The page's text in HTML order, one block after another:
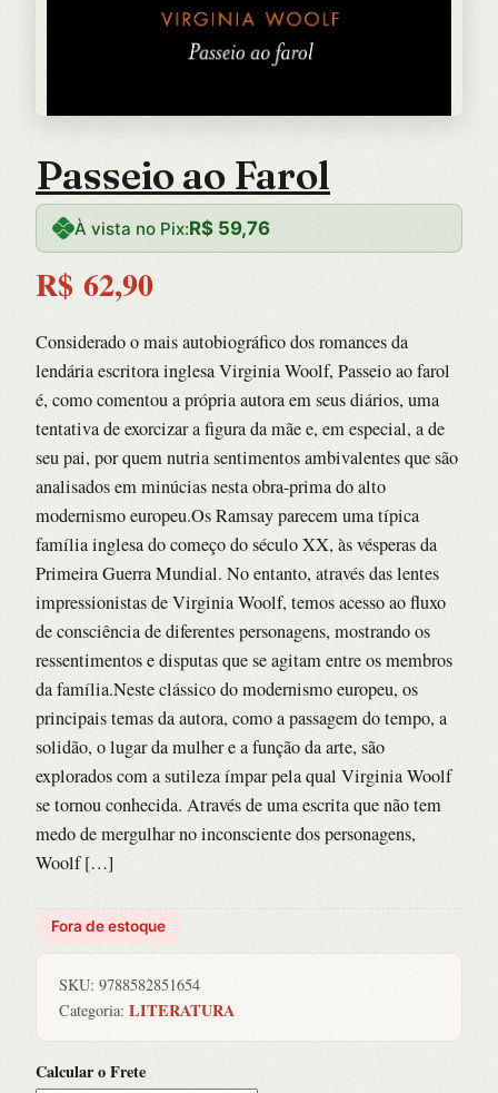
Passeio ao Farol
À vista no Pix:R$ 59,76
R$ 62,90
Considerado o mais autobiográfico dos romances da
lendária escritora inglesa Virginia Woolf, Passeio ao farol
é, como comentou a própria autora em seus diários, uma
tentativa de exorcizar a figura da mãe e, em especial, a de
seu pai, por quem nutria sentimentos ambivalentes que são
analisados em minúcias nesta obra-prima do alto
modernismo europeu.Os Ramsay parecem uma típica
família inglesa do começo do século XX, às vésperas da
Primeira Guerra Mundial. No entanto, através das lentes
impressionistas de Virginia Woolf, temos acesso ao fluxo
de consciência de diferentes personagens, mostrando os
ressentimentos e disputas que se agitam entre os membros
da família.Neste clássico do modernismo europeu, os
principais temas da autora, como a passagem do tempo, a
solidão, o lugar da mulher e a função da arte, são
explorados com a sutileza ímpar pela qual Virginia Woolf
se tornou conhecida. Através de uma escrita que não tem
medo de mergulhar no inconsciente dos personagens,
Woolf […]
Fora de estoque
SKU: 9788582851654
Categoria: LITERATURA
Calcular o Frete